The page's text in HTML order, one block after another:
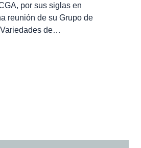
por sus siglas en
reunión de su Grupo de
de…